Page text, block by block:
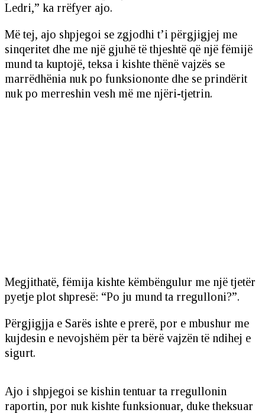
Ledri,” ka rrëfyer ajo.
Më tej, ajo shpjegoi se zgjodhi t’i përgjigjej me
sinqeritet dhe me një gjuhë të thjeshtë që një fëmijë
mund ta kuptojë, teksa i kishte thënë vajzës se
marrëdhënia nuk po funksiononte dhe se prindërit
nuk po merreshin vesh më me njëri-tjetrin.
Megjithatë, fëmija kishte këmbëngulur me një tjetër
pyetje plot shpresë: “Po ju mund ta rregulloni?”.
Përgjigjja e Sarës ishte e prerë, por e mbushur me
kujdesin e nevojshëm për ta bërë vajzën të ndihej e
sigurt.
Ajo i shpjegoi se kishin tentuar ta rregullonin
raportin, por nuk kishte funksionuar, duke theksuar